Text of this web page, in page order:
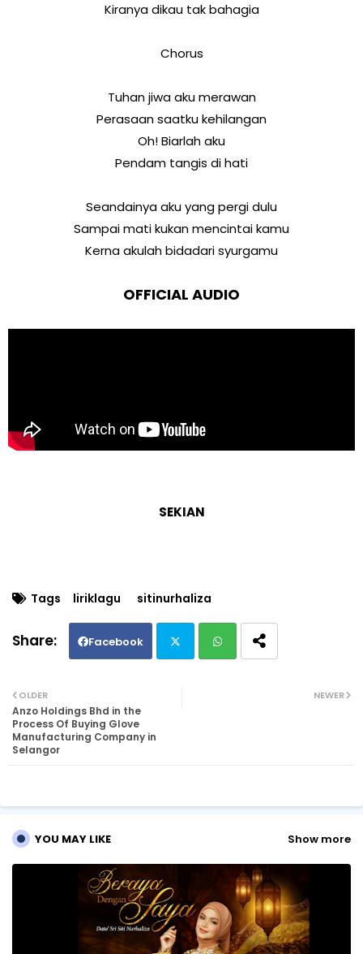
Kiranya dikau tak bahagia
Chorus
Tuhan jiwa aku merawan
Perasaan saatku kehilangan
Oh! Biarlah aku
Pendam tangis di hati
Seandainya aku yang pergi dulu
Sampai mati kukan mencintai kamu
Kerna akulah bidadari syurgamu
OFFICIAL AUDIO
SEKIAN
Tags liriklagu sitinurhaliza
Facebook
NEWER
OLDER
Anzo Holdings Bhd in the
Process Of Buying Glove
Manufacturing Company in
Selangor
YOU MAY LIKE Show more